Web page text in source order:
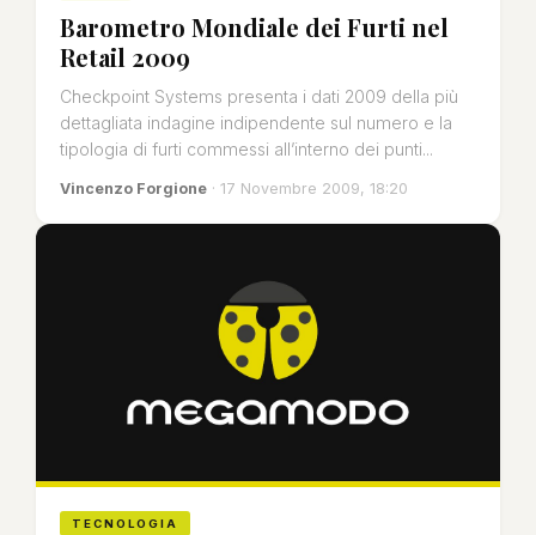
Barometro Mondiale dei Furti nel
Retail 2009
Checkpoint Systems presenta i dati 2009 della più
dettagliata indagine indipendente sul numero e la
tipologia di furti commessi all’interno dei punti...
Vincenzo Forgione · 17 Novembre 2009, 18:20
TECNOLOGIA